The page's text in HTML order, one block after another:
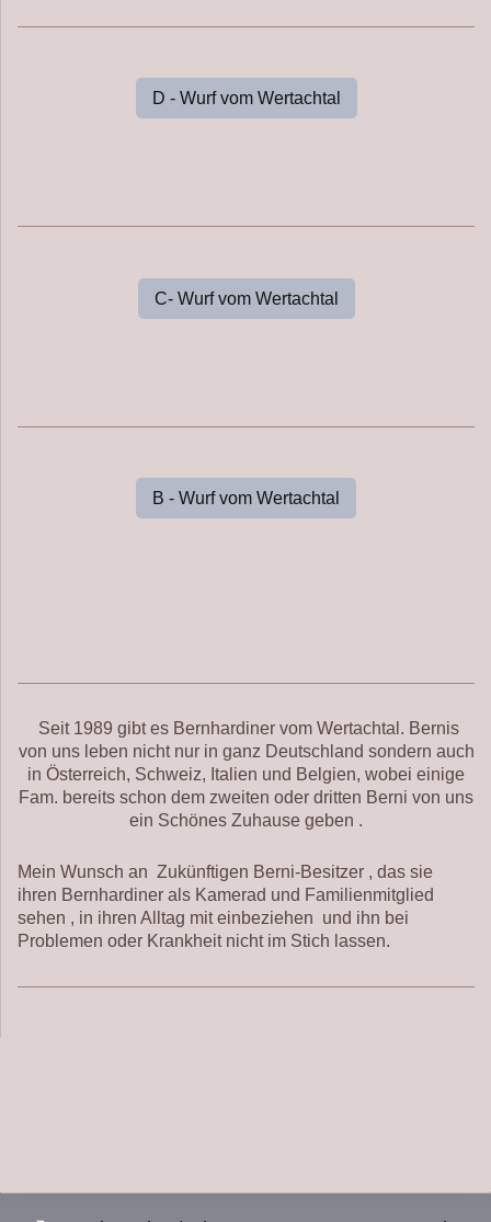
D - Wurf vom Wertachtal
C- Wurf vom Wertachtal
B - Wurf vom Wertachtal
Seit 1989 gibt es Bernhardiner vom Wertachtal. Bernis
von uns leben nicht nur in ganz Deutschland sondern auch
in Österreich, Schweiz, Italien und Belgien, wobei einige
Fam. bereits schon dem zweiten oder dritten Berni von uns
ein Schönes Zuhause geben .
Mein Wunsch an Zukünftigen Berni-Besitzer , das sie
ihren Bernhardiner als Kamerad und Familienmitglied
sehen , in ihren Alltag mit einbeziehen und ihn bei
Problemen oder Krankheit nicht im Stich lassen.